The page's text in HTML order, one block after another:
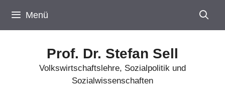
Inhalt
springen
Menü
Prof. Dr. Stefan Sell
Volkswirtschaftslehre, Sozialpolitik und
Sozialwissenschaften